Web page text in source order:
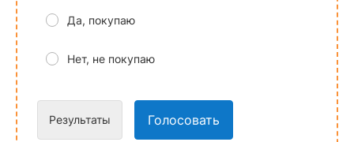
Да, покупаю
Нет, не покупаю
Результаты Голосовать